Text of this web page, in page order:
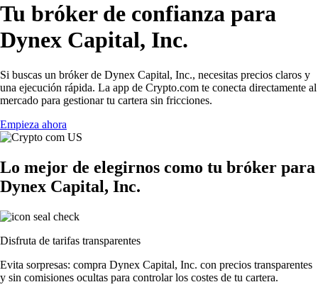
Tu bróker de confianza para
Dynex Capital, Inc.
Si buscas un bróker de Dynex Capital, Inc., necesitas precios claros y
una ejecución rápida. La app de Crypto.com te conecta directamente al
mercado para gestionar tu cartera sin fricciones.
Empieza ahora
Lo mejor de elegirnos como tu bróker para
Dynex Capital, Inc.
Disfruta de tarifas transparentes
Evita sorpresas: compra Dynex Capital, Inc. con precios transparentes
y sin comisiones ocultas para controlar los costes de tu cartera.